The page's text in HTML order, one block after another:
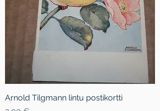
Arnold Tilgmann lintu postikortti